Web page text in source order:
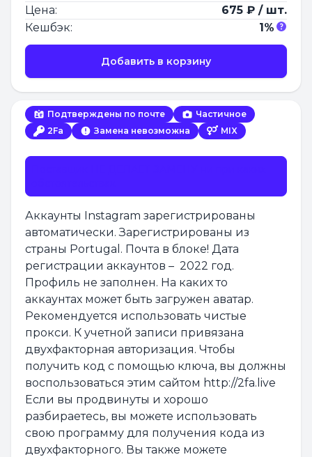
Подтверждены по почте
Частичное
2Fa
Замена невозможна MIX
Аккаунты Instagram зарегистрированы
автоматически. Зарегистрированы из
страны Portugal. Почта в блоке! Дата
регистрации аккаунтов – 2022 год.
Профиль не заполнен. На каких то
аккаунтах может быть загружен аватар.
Рекомендуется использовать чистые
прокси. К учетной записи привязана
двухфакторная авторизация. Чтобы
получить код с помощью ключа, вы должны
воспользоваться этим сайтом http://2fa.live
Если вы продвинуты и хорошо
разбираетесь, вы можете использовать
свою программу для получения кода из
двухфакторного. Вы также можете
Цена:
675 ₽ / шт.
Кешбэк:
1%
Добавить в корзину